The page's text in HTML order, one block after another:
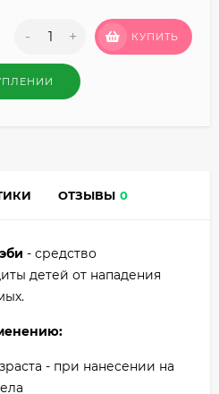
- + КУПИТЬ
ОТЗЫВЫ 0
- средство
детей от нападения
- при нанесении на